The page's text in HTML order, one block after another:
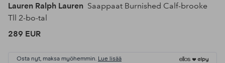
Lauren Ralph Lauren Saappaat Burnished Calf-brooke
Tll 2-bo-tal
289 EUR
Osta nyt, maksa myöhemmin. Lue lisää